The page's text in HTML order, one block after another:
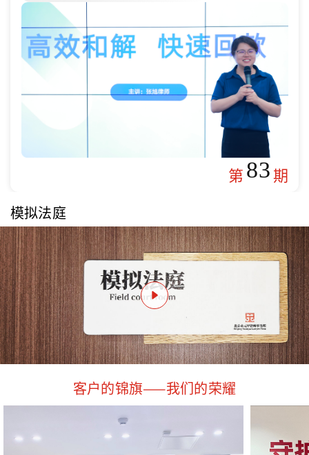
第83期
模拟法庭
客户的锦旗——我们的荣耀